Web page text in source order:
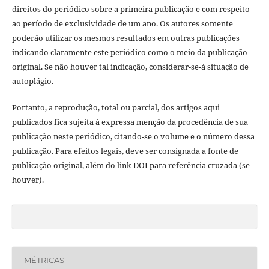
direitos do periódico sobre a primeira publicação e com respeito
ao período de exclusividade de um ano. Os autores somente
poderão utilizar os mesmos resultados em outras publicações
indicando claramente este periódico como o meio da publicação
original. Se não houver tal indicação, considerar-se-á situação de
autoplágio.
Portanto, a reprodução, total ou parcial, dos artigos aqui
publicados fica sujeita à expressa menção da procedência de sua
publicação neste periódico, citando-se o volume e o número dessa
publicação. Para efeitos legais, deve ser consignada a fonte de
publicação original, além do link DOI para referência cruzada (se
houver).
MÉTRICAS